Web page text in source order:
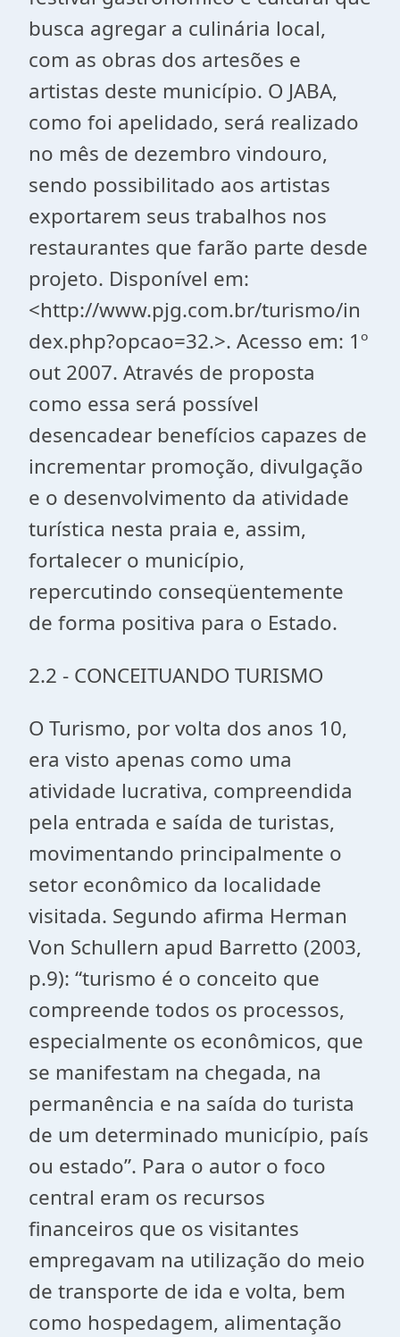
busca agregar a culinária local,
com as obras dos artesões e
artistas deste município. O JABA,
como foi apelidado, será realizado
no mês de dezembro vindouro,
sendo possibilitado aos artistas
exportarem seus trabalhos nos
restaurantes que farão parte desde
projeto. Disponível em:
<http://www.pjg.com.br/turismo/in
dex.php?opcao=32.>. Acesso em: 1º
out 2007. Através de proposta
como essa será possível
desencadear benefícios capazes de
incrementar promoção, divulgação
e o desenvolvimento da atividade
turística nesta praia e, assim,
fortalecer o município,
repercutindo conseqüentemente
de forma positiva para o Estado.
2.2 - CONCEITUANDO TURISMO
O Turismo, por volta dos anos 10,
era visto apenas como uma
atividade lucrativa, compreendida
pela entrada e saída de turistas,
movimentando principalmente o
setor econômico da localidade
visitada. Segundo afirma Herman
Von Schullern apud Barretto (2003,
p.9): “turismo é o conceito que
compreende todos os processos,
especialmente os econômicos, que
se manifestam na chegada, na
permanência e na saída do turista
de um determinado município, país
ou estado”. Para o autor o foco
central eram os recursos
financeiros que os visitantes
empregavam na utilização do meio
de transporte de ida e volta, bem
como hospedagem, alimentação